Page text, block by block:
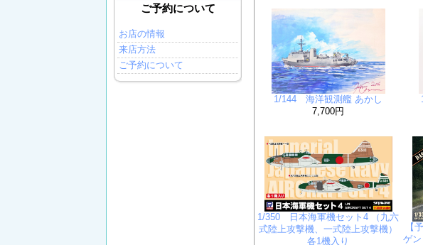
ご予約について
お店の情報
来店方法
ご予約について
1/144 海洋観測艦 あかし
7,700円
1/350 日本海軍機セット4 （九六
式陸上攻撃機、一式陸上攻撃機）
各1機入り
【
ゲ